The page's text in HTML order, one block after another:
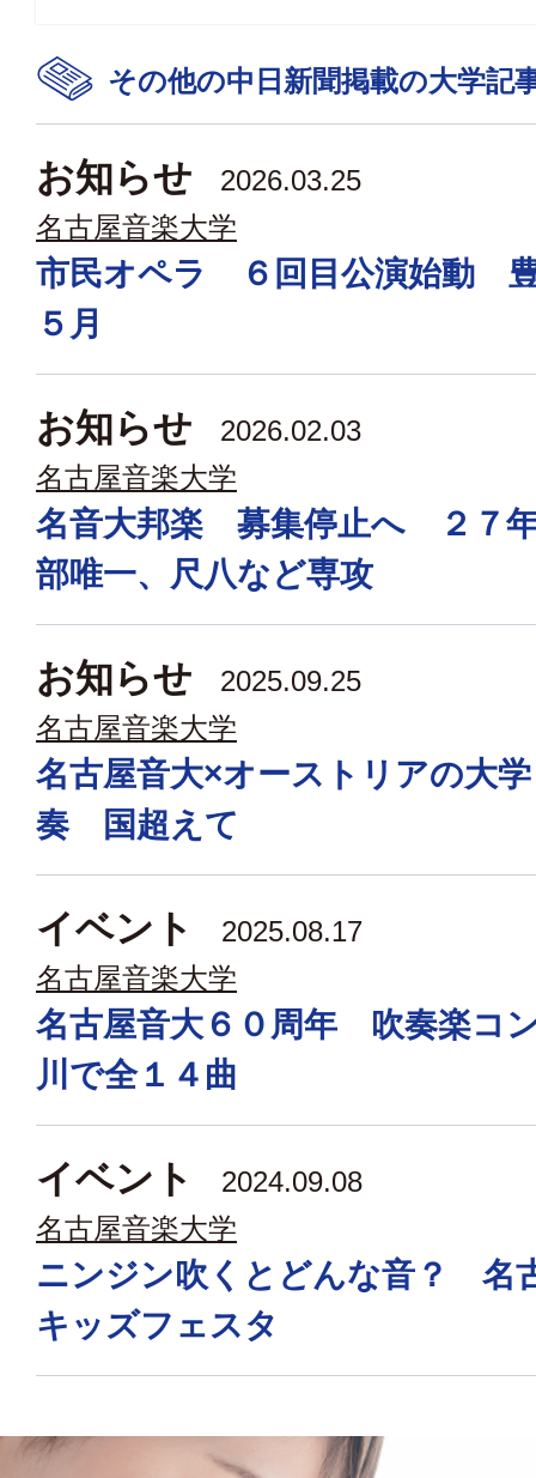
その他の中日新聞掲載の大学記
お知らせ
2026.03.25
名古屋音楽大学
市民オペラ ６回目公演始動
５月
お知らせ
2026.02.03
名古屋音楽大学
名音大邦楽 募集停止へ ２７
部唯一、尺八など専攻
お知らせ
2025.09.25
名古屋音楽大学
名古屋音大×オーストリアの大
奏 国超えて
イベント
2025.08.17
名古屋音楽大学
名古屋音大６０周年 吹奏楽コ
川で全１４曲
イベント
2024.09.08
名古屋音楽大学
ニンジン吹くとどんな音？ 名
キッズフェスタ